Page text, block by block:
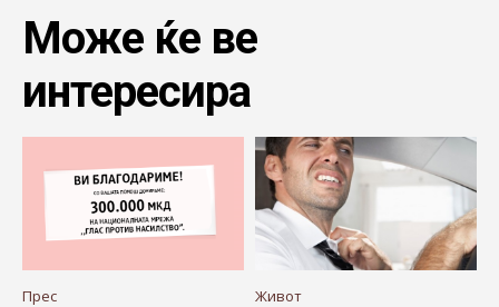
Може ќе ве
интересира
Прес Живот